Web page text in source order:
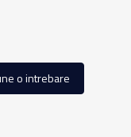
o intrebare